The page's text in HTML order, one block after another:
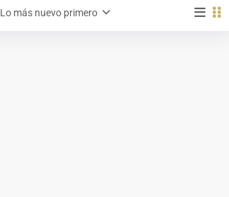
Lo más nuevo primero